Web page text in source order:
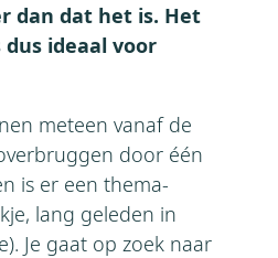
dan dat het is. Het
ideaal voor
meteen vanaf de
door één
is er een thema-
lang geleden in
Je gaat op zoek naar